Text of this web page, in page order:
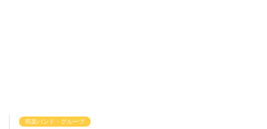
邦楽バンド・グループ